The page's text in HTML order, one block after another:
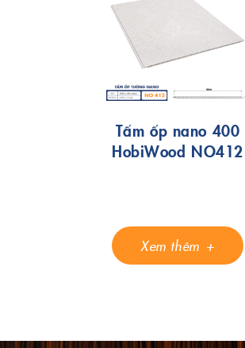
Tấm ốp nano 400
HobiWood NO412
Xem thêm